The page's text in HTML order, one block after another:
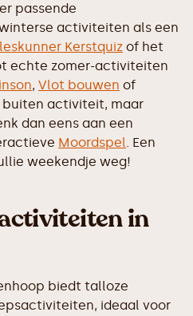
passende
activiteiten als een
Kerstquiz of het
echte zomer-activiteiten
, Vlot bouwen of
buiten activiteit, maar
dan eens aan een
Moordspel. Een
weekendje weg!
in
biedt talloze
ideaal voor